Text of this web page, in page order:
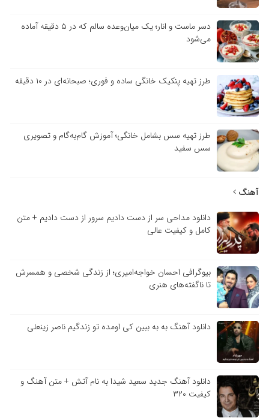
دسر ماست و انار؛ یک میان‌وعده سالم که در ۵ دقیقه آماده
می‌شود
طرز تهیه پنکیک خانگی ساده و فوری؛ صبحانه‌ای در ۱۰ دقیقه
طرز تهیه سس بشامل خانگی؛ آموزش گام‌به‌گام و تصویری
سس سفید
آهنگ
دانلود مداحی سر از دست دادیم سرور از دست دادیم + متن
کامل و کیفیت عالی
بیوگرافی احسان خواجه‌امیری؛ از زندگی شخصی و همسرش
تا ناگفته‌های هنری
دانلود آهنگ به به ببین کی اومده تو زندگیم ناصر زینعلی
دانلود آهنگ جدید سعید شیدا به نام آتش + متن آهنگ و
کیفیت ۳۲۰